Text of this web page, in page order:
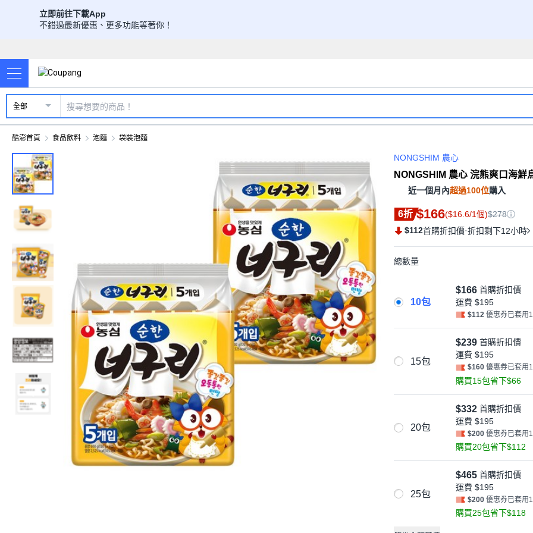
立即前往下載App
不錯過最新優惠、更多功能等著你！
全部
酷澎首頁 食品飲料 泡麵 袋裝泡麵
NONGSHIM 農心
NONGSHIM 農心 浣熊爽口海鮮
近一個月內超過100位購入
6折 $166($16.6/1個)$278
$112首購折扣價·折扣剩下12小時
總數量
10包
$166 首購折扣價
運費 $195
$112 優惠券已套用
15包
$239 首購折扣價
運費 $195
$160 優惠券已套用
購買15包省下$66
20包
$332 首購折扣價
運費 $195
$200 優惠券已套用
購買20包省下$112
25包
$465 首購折扣價
運費 $195
$200 優惠券已套用
購買25包省下$118